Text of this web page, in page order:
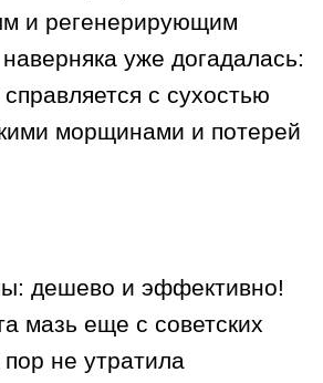
и регенерирующим
уже догадалась:
с сухостью
морщинами и потерей
дешево и эффективно!
мазь еще с советских
не утратила